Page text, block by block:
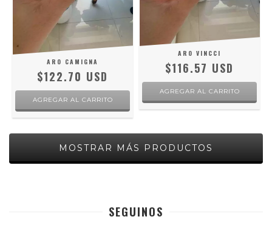
ARO CAMIGNA
$122.70 USD
ARO VINCCI
$116.57 USD
MOSTRAR MÁS PRODUCTOS
SEGUINOS